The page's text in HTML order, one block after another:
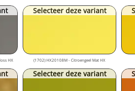
HX
Selecteer deze variant
(1702) HX20108M - Citroengeel Mat HX
Selecteer deze variant